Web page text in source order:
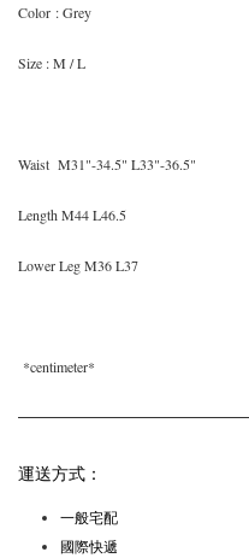
Color : Grey
Size : M / L
Waist M31"-34.5" L33"-36.5"
Length M44 L46.5
Lower Leg M36 L37
*centimeter*
運送方式：
一般宅配
國際快遞